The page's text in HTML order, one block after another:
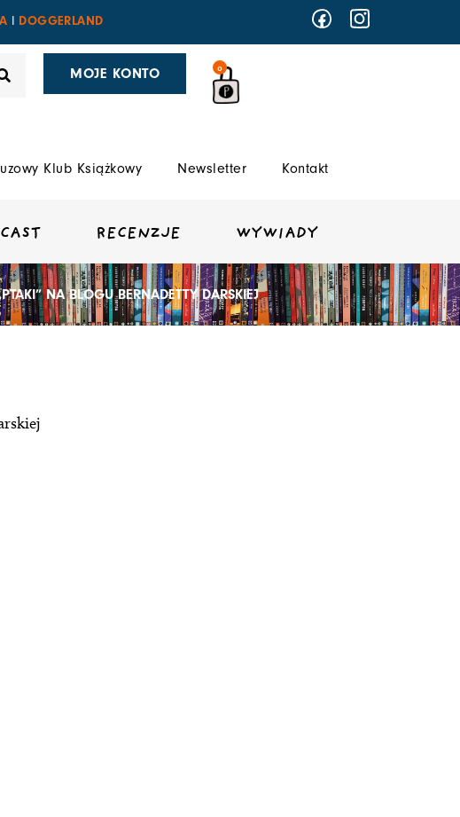
DOGGERLAND
MOJE KONTO 0
Klub Książkowy Newsletter Kontakt
RECENZJE WYWIADY
NA BLOGU BERNADETTY DARSKIEJ